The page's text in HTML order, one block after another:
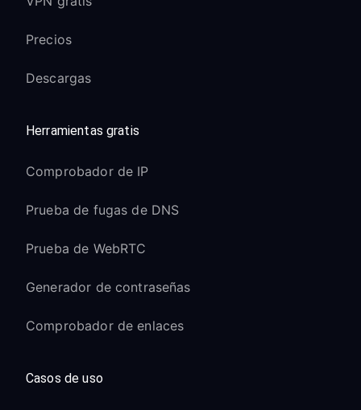
Precios
Descargas
Herramientas gratis
Comprobador de IP
Prueba de fugas de DNS
Prueba de WebRTC
Generador de contraseñas
Comprobador de enlaces
Casos de uso